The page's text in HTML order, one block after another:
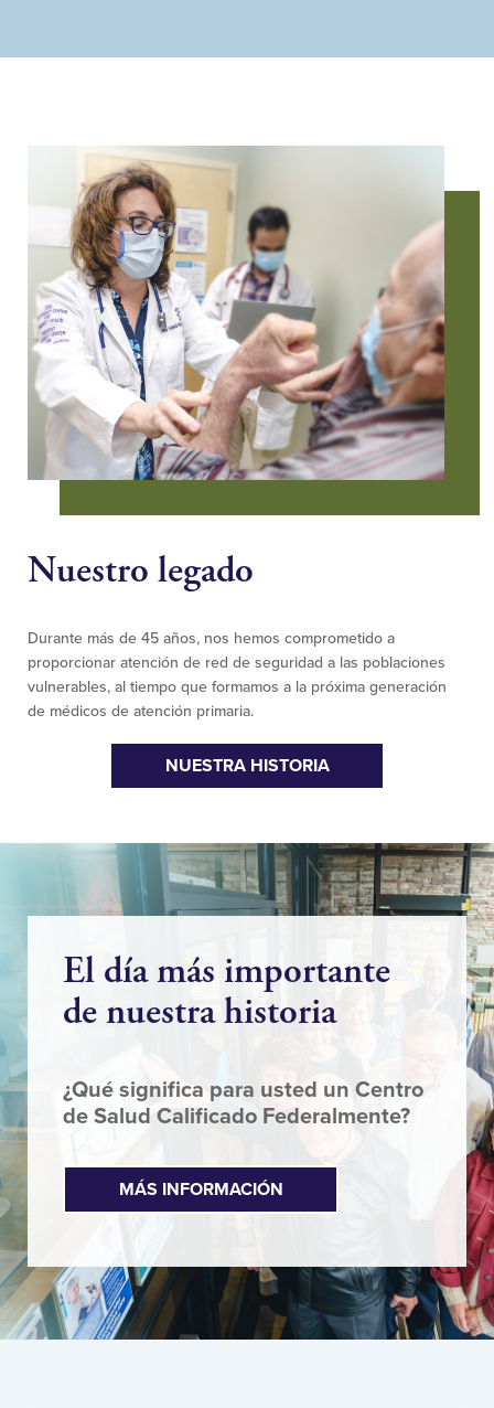
Nuestro legado
Durante más de 45 años, nos hemos comprometido a
proporcionar atención de red de seguridad a las poblaciones
vulnerables, al tiempo que formamos a la próxima generación
de médicos de atención primaria.
NUESTRA HISTORIA
El día más importante
de nuestra historia
¿Qué significa para usted un Centro
de Salud Calificado Federalmente?
MÁS INFORMACIÓN